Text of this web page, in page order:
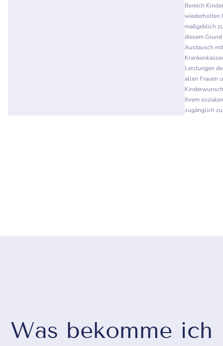
Bereich
wiederholten
maßgeblich
diesem
Austausch
Leistungen
allen Frauen
ihrem
zugänglich
Was bekomme ich